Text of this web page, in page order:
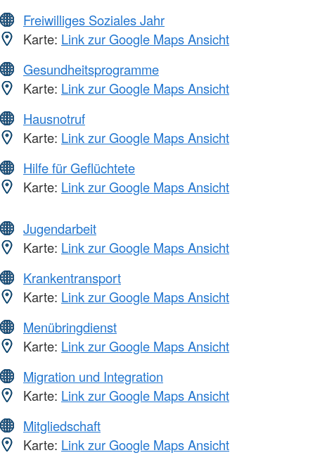
Freiwilliges Soziales Jahr
Karte: Link zur Google Maps Ansicht
Gesundheitsprogramme
Karte: Link zur Google Maps Ansicht
Hausnotruf
Karte: Link zur Google Maps Ansicht
Hilfe für Geflüchtete
Karte: Link zur Google Maps Ansicht
Jugendarbeit
Karte: Link zur Google Maps Ansicht
Krankentransport
Karte: Link zur Google Maps Ansicht
Menübringdienst
Karte: Link zur Google Maps Ansicht
Migration und Integration
Karte: Link zur Google Maps Ansicht
Mitgliedschaft
Karte: Link zur Google Maps Ansicht